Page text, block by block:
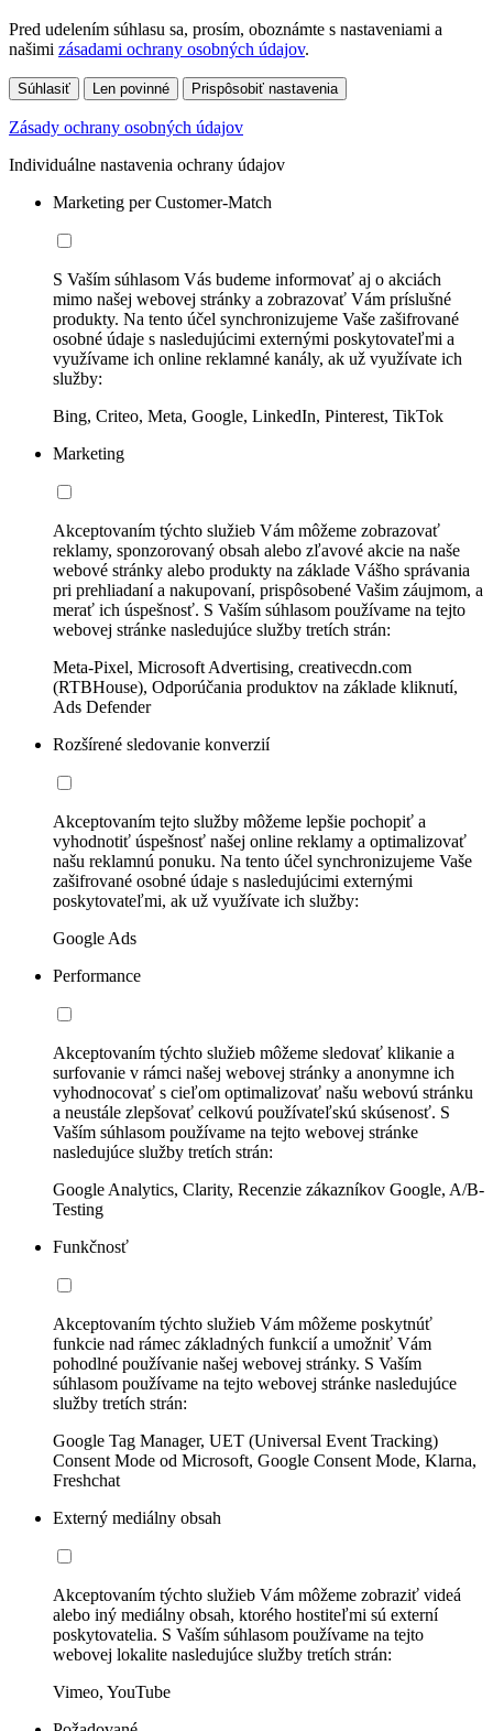
Pred udelením súhlasu sa, prosím, oboznámte s nastaveniami a
našimi zásadami ochrany osobných údajov.
Súhlasiť Len povinné Prispôsobiť nastavenia
Zásady ochrany osobných údajov
Individuálne nastavenia ochrany údajov
Marketing per Customer-Match
S Vaším súhlasom Vás budeme informovať aj o akciách
mimo našej webovej stránky a zobrazovať Vám príslušné
produkty. Na tento účel synchronizujeme Vaše zašifrované
osobné údaje s nasledujúcimi externými poskytovateľmi a
využívame ich online reklamné kanály, ak už využívate ich
služby:
Bing, Criteo, Meta, Google, LinkedIn, Pinterest, TikTok
Marketing
Akceptovaním týchto služieb Vám môžeme zobrazovať
reklamy, sponzorovaný obsah alebo zľavové akcie na naše
webové stránky alebo produkty na základe Vášho správania
pri prehliadaní a nakupovaní, prispôsobené Vašim záujmom, a
merať ich úspešnosť. S Vaším súhlasom používame na tejto
webovej stránke nasledujúce služby tretích strán:
Meta-Pixel, Microsoft Advertising, creativecdn.com
(RTBHouse), Odporúčania produktov na základe kliknutí,
Ads Defender
Rozšírené sledovanie konverzií
Akceptovaním tejto služby môžeme lepšie pochopiť a
vyhodnotiť úspešnosť našej online reklamy a optimalizovať
našu reklamnú ponuku. Na tento účel synchronizujeme Vaše
zašifrované osobné údaje s nasledujúcimi externými
poskytovateľmi, ak už využívate ich služby:
Google Ads
Performance
Akceptovaním týchto služieb môžeme sledovať klikanie a
surfovanie v rámci našej webovej stránky a anonymne ich
vyhodnocovať s cieľom optimalizovať našu webovú stránku
a neustále zlepšovať celkovú používateľskú skúsenosť. S
Vaším súhlasom používame na tejto webovej stránke
nasledujúce služby tretích strán:
Google Analytics, Clarity, Recenzie zákazníkov Google, A/B-
Testing
Funkčnosť
Akceptovaním týchto služieb Vám môžeme poskytnúť
funkcie nad rámec základných funkcií a umožniť Vám
pohodlné používanie našej webovej stránky. S Vaším
súhlasom používame na tejto webovej stránke nasledujúce
služby tretích strán:
Google Tag Manager, UET (Universal Event Tracking)
Consent Mode od Microsoft, Google Consent Mode, Klarna,
Freshchat
Externý mediálny obsah
Akceptovaním týchto služieb Vám môžeme zobraziť videá
alebo iný mediálny obsah, ktorého hostiteľmi sú externí
poskytovatelia. S Vaším súhlasom používame na tejto
webovej lokalite nasledujúce služby tretích strán:
Vimeo, YouTube